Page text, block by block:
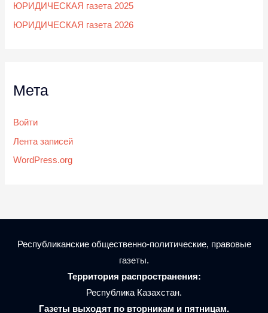
ЮРИДИЧЕСКАЯ газета 2025
ЮРИДИЧЕСКАЯ газета 2026
Мета
Войти
Лента записей
WordPress.org
Республиканские общественно-политические, правовые
газеты.
Территория распространения:
Республика Казахстан.
Газеты выходят по вторникам и пятницам.